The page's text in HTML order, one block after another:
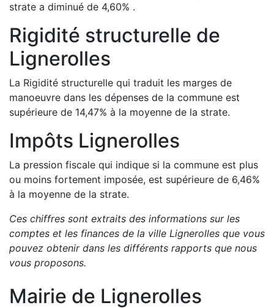
strate a diminué de 4,60% .
Rigidité structurelle de
Lignerolles
La Rigidité structurelle qui traduit les marges de
manoeuvre dans les dépenses de la commune est
supérieure de 14,47% à la moyenne de la strate.
Impôts Lignerolles
La pression fiscale qui indique si la commune est plus
ou moins fortement imposée, est supérieure de 6,46%
à la moyenne de la strate.
Ces chiffres sont extraits des informations sur les
comptes et les finances de la ville Lignerolles que vous
pouvez obtenir dans les différents rapports que nous
vous proposons.
Mairie de Lignerolles